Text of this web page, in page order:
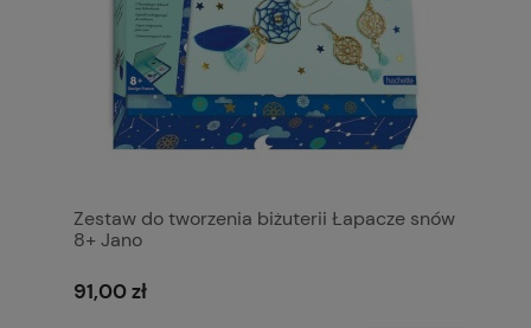
Zestaw do tworzenia biżuterii Łapacze snów
8+ Jano
91,00 zł